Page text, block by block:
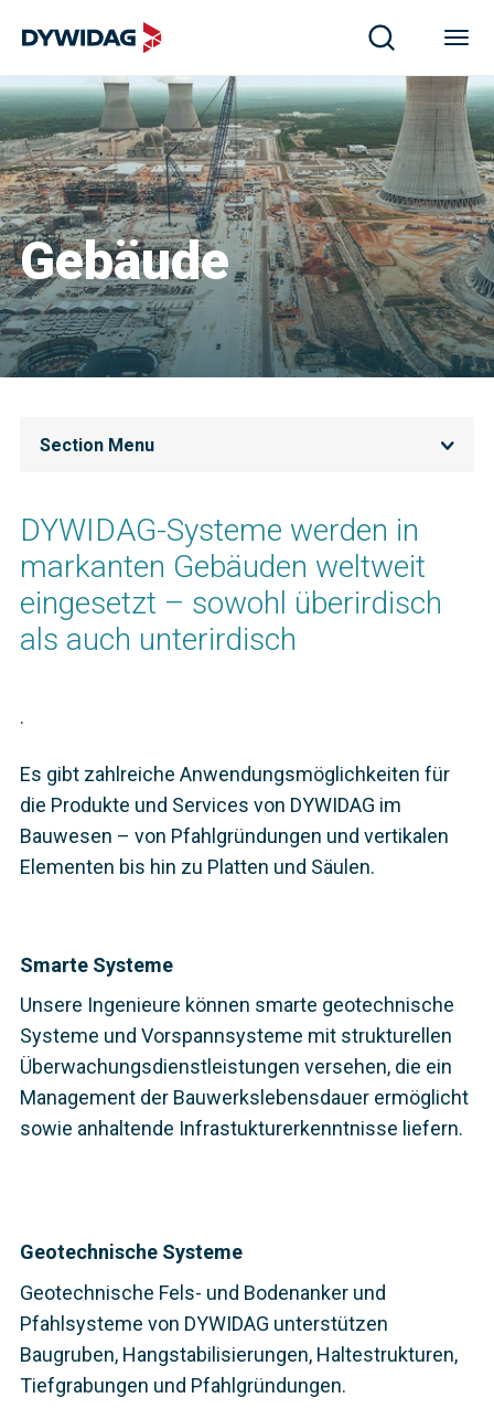
Gebäude
Section Menu
DYWIDAG-Systeme werden in
markanten Gebäuden weltweit
eingesetzt – sowohl überirdisch
als auch unterirdisch
.
Es gibt zahlreiche Anwendungsmöglichkeiten für
die Produkte und Services von DYWIDAG im
Bauwesen – von Pfahlgründungen und vertikalen
Elementen bis hin zu Platten und Säulen.
Smarte Systeme
Unsere Ingenieure können smarte geotechnische
Systeme und Vorspannsysteme mit strukturellen
Überwachungsdienstleistungen versehen, die ein
Management der Bauwerkslebensdauer ermöglicht
sowie anhaltende Infrastukturerkenntnisse liefern.
Geotechnische Systeme
Geotechnische Fels- und Bodenanker und
Pfahlsysteme von DYWIDAG unterstützen
Baugruben, Hangstabilisierungen, Haltestrukturen,
Tiefgrabungen und Pfahlgründungen.